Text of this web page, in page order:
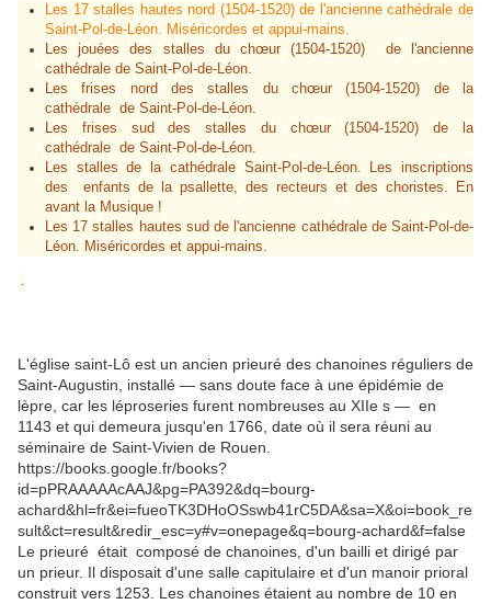
Les 17 stalles hautes nord (1504-1520) de l'ancienne cathédrale de
Saint-Pol-de-Léon. Miséricordes et appui-mains.
Les jouées des stalles du chœur (1504-1520) de l'ancienne
cathédrale de Saint-Pol-de-Léon.
Les frises nord des stalles du chœur (1504-1520) de la
cathédrale de Saint-Pol-de-Léon.
Les frises sud des stalles du chœur (1504-1520) de la
cathédrale de Saint-Pol-de-Léon.
Les stalles de la cathédrale Saint-Pol-de-Léon. Les inscriptions
des enfants de la psallette, des recteurs et des choristes. En
avant la Musique !
Les 17 stalles hautes sud de l'ancienne cathédrale de Saint-Pol-de-
Léon. Miséricordes et appui-mains.
.
L'église saint-Lô est un ancien prieuré des chanoines réguliers de
Saint-Augustin, installé — sans doute face à une épidémie de
lèpre, car les léproseries furent nombreuses au XIIe s — en
1143 et qui demeura jusqu'en 1766, date où il sera réuni au
séminaire de Saint-Vivien de Rouen.
https://books.google.fr/books?
id=pPRAAAAAcAAJ&pg=PA392&dq=bourg-
achard&hl=fr&ei=fueoTK3DHoOSswb41rC5DA&sa=X&oi=book_re
sult&ct=result&redir_esc=y#v=onepage&q=bourg-achard&f=false
Le prieuré était composé de chanoines, d'un bailli et dirigé par
un prieur. Il disposait d'une salle capitulaire et d'un manoir prioral
construit vers 1253. Les chanoines étaient au nombre de 10 en